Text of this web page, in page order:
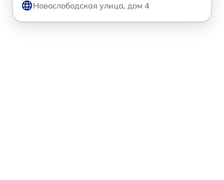
Новослободская улица, дом 4